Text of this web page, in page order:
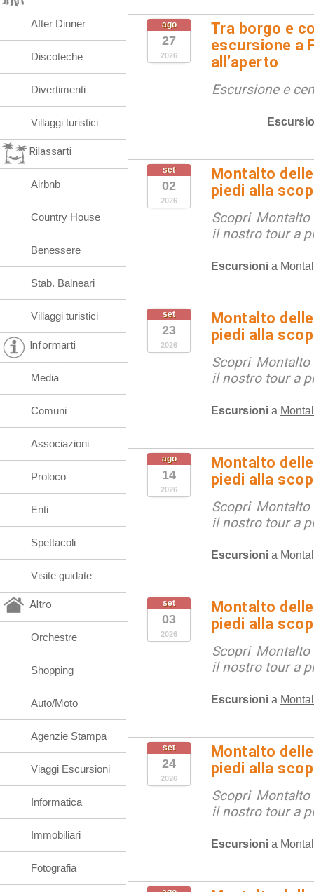
ago
27
2026
Tra borgo e
escursione a
all’aperto
Escursione e
set
02
2026
Montalto
piedi alla
Scopri
il nostro tour a
Escursioni a
set
23
2026
Montalto
piedi alla
Scopri
il nostro tour a
Escursioni a
ago
14
2026
Montalto
piedi alla
Scopri
il nostro tour a
Escursioni a
set
03
2026
Montalto
piedi alla
Scopri
il nostro tour a
Escursioni a
set
24
2026
Montalto
piedi alla
Scopri
il nostro tour a
Escursioni a
After Dinner
Discoteche
Divertimenti
Villaggi turistici
Rilassarti
Airbnb
Country House
Benessere
Stab. Balneari
Villaggi turistici
Informarti
Media
Comuni
Associazioni
Proloco
Enti
Spettacoli
Visite guidate
Altro
Orchestre
Shopping
Auto/Moto
Agenzie Stampa
Viaggi Escursioni
Informatica
Immobiliari
Fotografia